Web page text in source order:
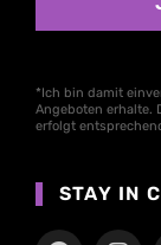
STAY IN
*Ich bin damit
Angeboten erhalte.
erfolgt